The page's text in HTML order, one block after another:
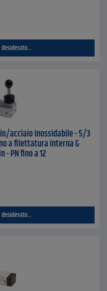
acciaio inossidabile - 5/3
a filettatura interna G
PN fino a 12